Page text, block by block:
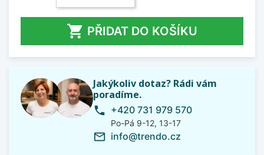
 PŘIDAT DO KOŠÍKU
Jakýkoliv dotaz? Rádi vám
poradíme.
phone +420 731 979 570
Po-Pá 9-12, 13-17
mail_outline info@trendo.cz